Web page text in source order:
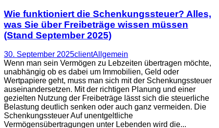
Wie funktioniert die Schenkungssteuer? Alles,
was Sie über Freibeträge wissen müssen
(Stand September 2025)
30. September 2025clientAllgemein
Wenn man sein Vermögen zu Lebzeiten übertragen möchte,
unabhängig ob es dabei um Immobilien, Geld oder
Wertpapiere geht, muss man sich mit der Schenkungssteuer
auseinandersetzen. Mit der richtigen Planung und einer
gezielten Nutzung der Freibeträge lässt sich die steuerliche
Belastung deutlich senken oder auch ganz vermeiden. Die
Schenkungssteuer Auf unentgeltliche
Vermögensübertragungen unter Lebenden wird die...